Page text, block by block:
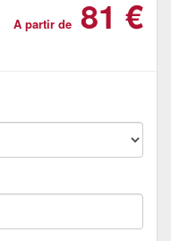
A partir de 81 €